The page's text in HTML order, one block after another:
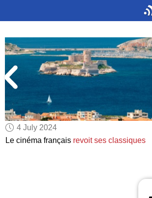
4 July 2024
Le cinéma français revoit ses classiques